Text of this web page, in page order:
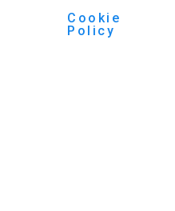
Cookie
Policy